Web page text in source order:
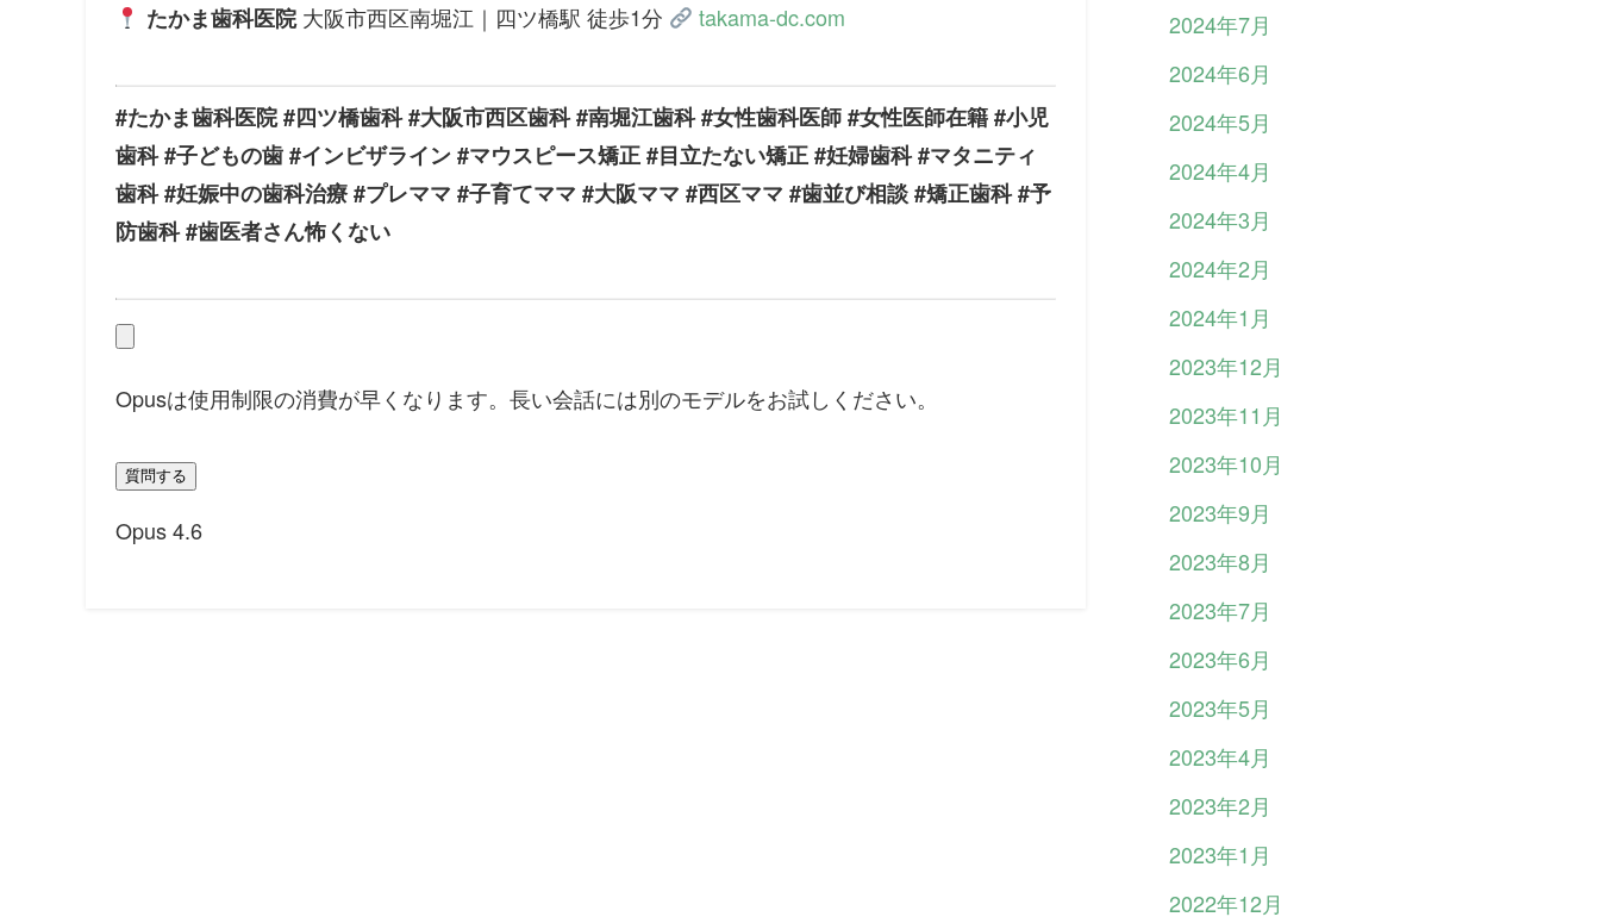
たかま歯科医院大阪市西区南堀江｜四ツ橋駅 徒歩1分 takama-dc.com
#たかま歯科医院 #四ツ橋歯科 #大阪市西区歯科 #南堀江歯科 #女性歯科医師 #女性医師在籍 #小児
歯科 #子どもの歯 #インビザライン #マウスピース矯正 #目立たない矯正 #妊婦歯科 #マタニティ
歯科 #妊娠中の歯科治療 #プレママ #子育てママ #大阪ママ #西区ママ #歯並び相談 #矯正歯科 #予
防歯科 #歯医者さん怖くない
Opusは使用制限の消費が早くなります。長い会話には別のモデルをお試しください。
質問する
Opus 4.6
2024年7月
2024年6月
2024年5月
2024年4月
2024年3月
2024年2月
2024年1月
2023年12月
2023年11月
2023年10月
2023年9月
2023年8月
2023年7月
2023年6月
2023年5月
2023年4月
2023年2月
2023年1月
2022年12月